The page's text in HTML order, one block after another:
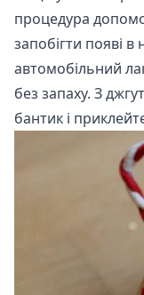
процедура
запобігти появі
автомобільний
без запаху. З
бантик і